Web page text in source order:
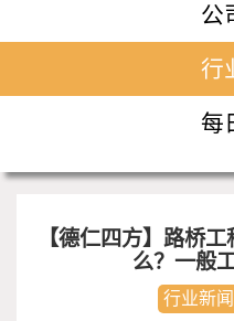
公
行
每
【德仁四方】路桥
么？一般
行业新闻